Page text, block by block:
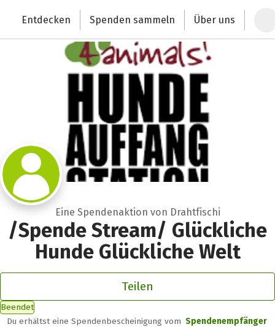
Deutschlands größte Spendenplattform
Entdecken Spenden sammeln Über uns
Eine Spendenaktion von Drahtfischi
/Spende Stream/ Glückliche
Hunde Glückliche Welt
Teilen
Beendet
Du erhältst eine Spendenbescheinigung vom Spendenempfänger